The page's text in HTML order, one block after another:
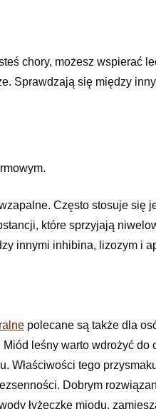
chory, możesz wspierać
Sprawdzają się między
Często stosuje się
które sprzyjają
innymi inhibina, lizozym i
polecane są także dla
leśny warto wdrożyć
Właściwości tego
Dobrym
łyżeczkę miodu,